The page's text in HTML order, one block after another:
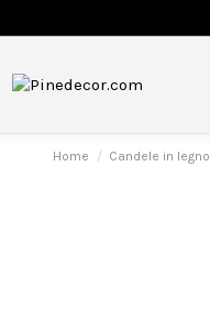
Home Candele in legno